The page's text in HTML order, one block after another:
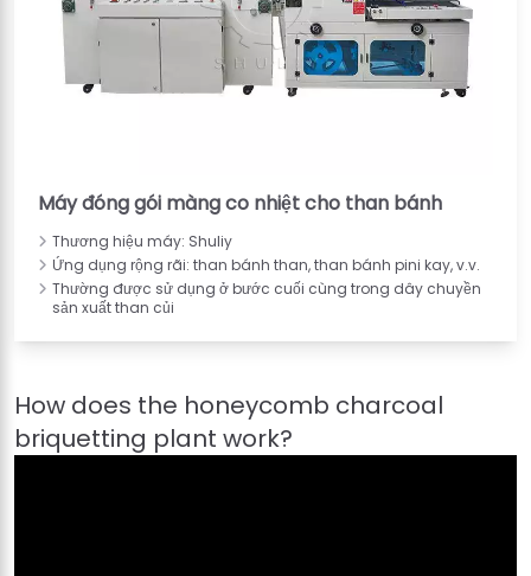
Máy đóng gói màng co nhiệt cho than bánh
Thương hiệu máy: Shuliy
Ứng dụng rộng rãi: than bánh than, than bánh pini kay, v.v.
Thường được sử dụng ở bước cuối cùng trong dây chuyền
sản xuất than củi